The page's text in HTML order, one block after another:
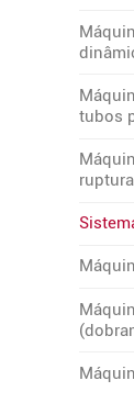
tubos